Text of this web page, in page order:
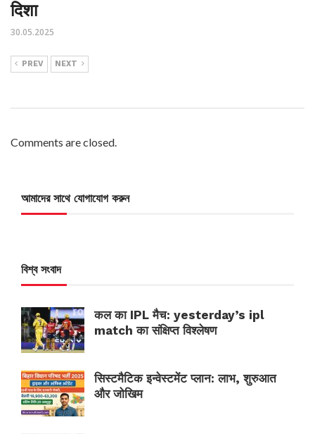
दिशा
30.05.2025
PREV NEXT
Comments are closed.
আমাদের সাথে যোগাযোগ করুন
বিশ্ব সংবাদ
कल का IPL मैच: yesterday’s ipl
match का संक्षिप्त विश्लेषण
सिस्टमैटिक इन्वेस्टमेंट प्लान: लाभ, शुरुआत
और जोखिम